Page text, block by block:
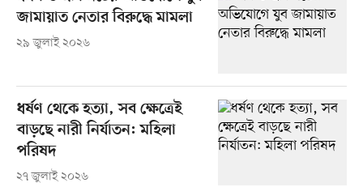
জামায়াত নেতার বিরুদ্ধে মামলা
২৯ জুলাই ২০২৬
ধর্ষণ থেকে হত্যা, সব ক্ষেত্রেই
বাড়ছে নারী নির্যাতন: মহিলা
পরিষদ
২৭ জুলাই ২০২৬